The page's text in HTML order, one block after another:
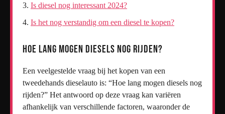
Is diesel nog interessant 2024?
Is het nog verstandig om een diesel te kopen?
Hoe lang mogen diesels nog rijden?
Een veelgestelde vraag bij het kopen van een
tweedehands dieselauto is: “Hoe lang mogen diesels nog
rijden?” Het antwoord op deze vraag kan variëren
afhankelijk van verschillende factoren, waaronder de